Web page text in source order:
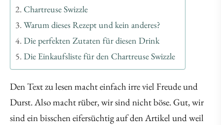
Chartreuse Swizzle
Warum dieses Rezept und kein anderes?
Die perfekten Zutaten für diesen Drink
Die Einkaufsliste für den Chartreuse Swizzle
Den Text zu lesen macht einfach irre viel Freude und
Durst. Also macht rüber, wir sind nicht böse. Gut, wir
sind ein bisschen eifersüchtig auf den Artikel und weil